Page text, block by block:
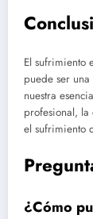
El sufrimiento
puede ser
nuestra
profesional,
el sufrimiento
¿Cómo